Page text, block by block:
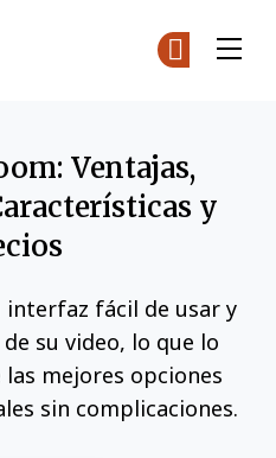
Ventajas,
y
interfaz fácil de usar y
su video, lo que lo
mejores opciones
sin complicaciones.